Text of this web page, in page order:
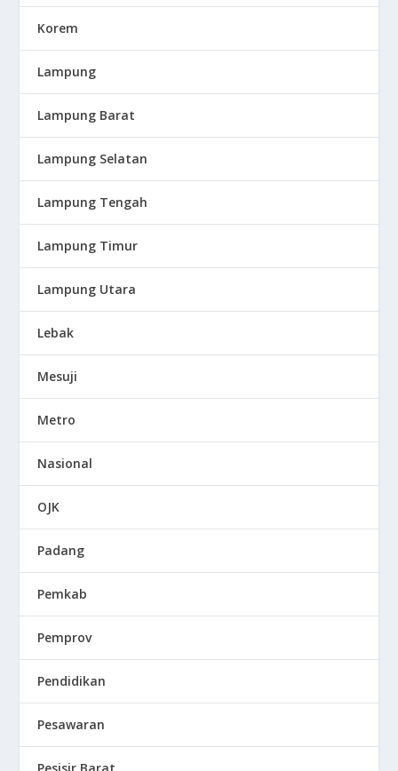
Korem
Lampung
Lampung Barat
Lampung Selatan
Lampung Tengah
Lampung Timur
Lampung Utara
Lebak
Mesuji
Metro
Nasional
OJK
Padang
Pemkab
Pemprov
Pendidikan
Pesawaran